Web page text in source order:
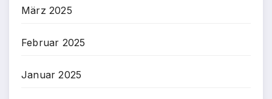
März 2025
Februar 2025
Januar 2025